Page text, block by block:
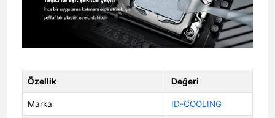
Özellik Değeri
Marka ID-COOLING